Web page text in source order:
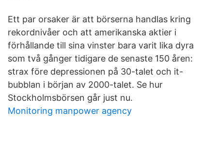
Ett par orsaker är att börserna handlas kring
rekordnivåer och att amerikanska aktier i
förhållande till sina vinster bara varit lika dyra
som två gånger tidigare de senaste 150 åren:
strax före depressionen på 30-talet och it-
bubblan i början av 2000-talet. Se hur
Stockholmsbörsen går just nu.
Monitoring manpower agency